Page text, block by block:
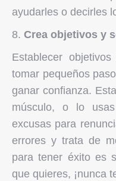
ayudarles o decirles
Crea objetivos y
Establecer
tomar pequeños
ganar confianza.
músculo, o lo
excusas para
errores y trata de
para tener éxito es
que quieres, ¡nunca